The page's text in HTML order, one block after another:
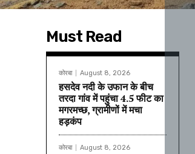
Must Read
कोरबा August 8, 2026
हसदेव नदी के उफान के बीच
तरदा गांव में पहुंचा 4.5 फीट का
मगरमच्छ, ग्रामीणों में मचा
हड़कंप
कोरबा August 8, 2026